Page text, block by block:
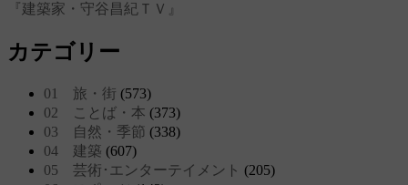
『建築家・守谷昌紀ＴＶ』
カテゴリー
01 旅・街 (573)
02 ことば・本 (373)
03 自然・季節 (338)
04 建築 (607)
05 芸術･エンターテイメント (205)